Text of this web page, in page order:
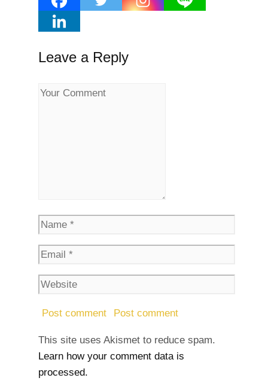
Leave a Reply
This site uses Akismet to reduce spam.
Learn how your comment data is
processed.